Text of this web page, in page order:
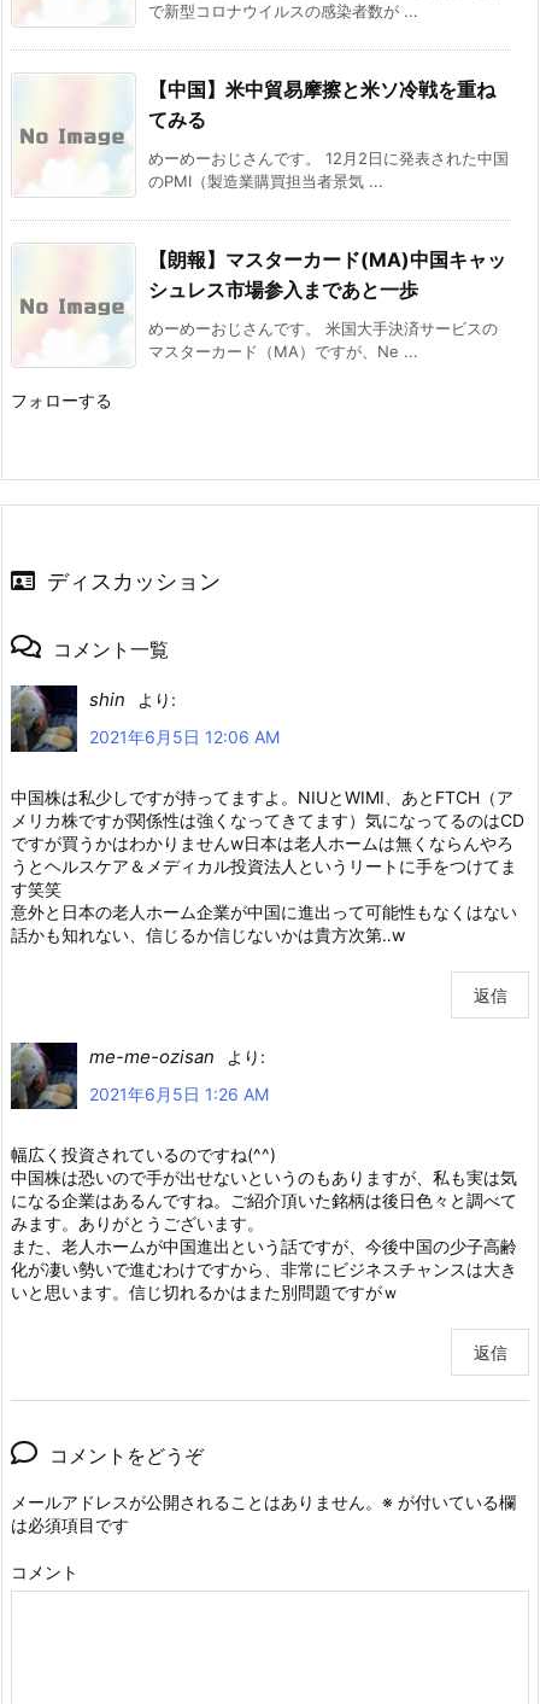
で新型コロナウイルスの感染者数が ...
【中国】米中貿易摩擦と米ソ冷戦を重ね
てみる
めーめーおじさんです。 12月2日に発表された中国
のPMI（製造業購買担当者景気 ...
【朗報】マスターカード(MA)中国キャッ
シュレス市場参入まであと一歩
めーめーおじさんです。 米国大手決済サービスの
マスターカード（MA）ですが、Ne ...
フォローする
ディスカッション
コメント一覧
shin
より:
2021年6月5日 12:06 AM
中国株は私少しですが持ってますよ。NIUとWIMI、あとFTCH（ア
メリカ株ですが関係性は強くなってきてます）気になってるのはCD
ですが買うかはわかりませんw日本は老人ホームは無くならんやろ
うとヘルスケア＆メディカル投資法人というリートに手をつけてま
す笑笑
意外と日本の老人ホーム企業が中国に進出って可能性もなくはない
話かも知れない、信じるか信じないかは貴方次第‥w
返信
me-me-ozisan
より:
2021年6月5日 1:26 AM
幅広く投資されているのですね(^^)
中国株は恐いので手が出せないというのもありますが、私も実は気
になる企業はあるんですね。ご紹介頂いた銘柄は後日色々と調べて
みます。ありがとうございます。
また、老人ホームが中国進出という話ですが、今後中国の少子高齢
化が凄い勢いで進むわけですから、非常にビジネスチャンスは大き
いと思います。信じ切れるかはまた別問題ですがｗ
返信
コメントをどうぞ
メールアドレスが公開されることはありません。 ※ が付いている欄
は必須項目です
コメント